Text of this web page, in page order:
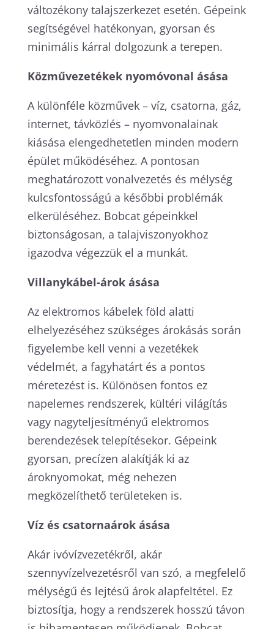
változékony talajszerkezet esetén. Gépeink
segítségével hatékonyan, gyorsan és
minimális kárral dolgozunk a terepen.
Közművezetékek nyomóvonal ásása
A különféle közművek – víz, csatorna, gáz,
internet, távközlés – nyomvonalainak
kiásása elengedhetetlen minden modern
épület működéséhez. A pontosan
meghatározott vonalvezetés és mélység
kulcsfontosságú a későbbi problémák
elkerüléséhez. Bobcat gépeinkkel
biztonságosan, a talajviszonyokhoz
igazodva végezzük el a munkát.
Villanykábel-árok ásása
Az elektromos kábelek föld alatti
elhelyezéséhez szükséges árokásás során
figyelembe kell venni a vezetékek
védelmét, a fagyhatárt és a pontos
méretezést is. Különösen fontos ez
napelemes rendszerek, kültéri világítás
vagy nagyteljesítményű elektromos
berendezések telepítésekor. Gépeink
gyorsan, precízen alakítják ki az
ároknyomokat, még nehezen
megközelíthető területeken is.
Víz és csatornaárok ásása
Akár ivóvízvezetékről, akár
szennyvízelvezetésről van szó, a megfelelő
mélységű és lejtésű árok alapfeltétel. Ez
biztosítja, hogy a rendszerek hosszú távon